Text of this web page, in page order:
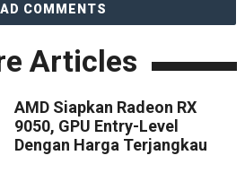
COMMENTS
Articles
AMD Siapkan Radeon RX
9050, GPU Entry-Level
Dengan Harga Terjangkau